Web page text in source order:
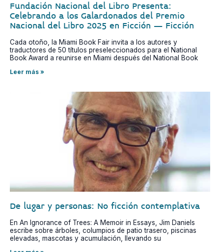
Fundación Nacional del Libro Presenta:
Celebrando a los Galardonados del Premio
Nacional del Libro 2025 en Ficción – Ficción
Cada otoño, la Miami Book Fair invita a los autores y
traductores de 50 títulos preseleccionados para el National
Book Award a reunirse en Miami después del National Book
Leer más »
De lugar y personas: No ficción contemplativa
En An Ignorance of Trees: A Memoir in Essays, Jim Daniels
escribe sobre árboles, columpios de patio trasero, piscinas
elevadas, mascotas y acumulación, llevando su